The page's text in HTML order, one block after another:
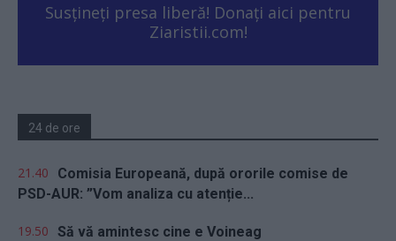
Susțineți presa liberă! Donați aici pentru
Ziaristii.com!
24 de ore
21.40
Comisia Europeană, după ororile comise de
PSD-AUR: ”Vom analiza cu atenție...
19.50 Să vă amintesc cine e Voineag